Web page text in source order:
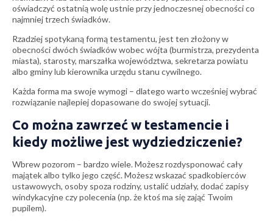
oświadczyć ostatnią wolę ustnie przy jednoczesnej obecności co
najmniej trzech świadków.
Rzadziej spotykaną formą testamentu, jest ten złożony w
obecności dwóch świadków wobec wójta (burmistrza, prezydenta
miasta), starosty, marszałka województwa, sekretarza powiatu
albo gminy lub kierownika urzędu stanu cywilnego.
Każda forma ma swoje wymogi – dlatego warto wcześniej wybrać
rozwiązanie najlepiej dopasowane do swojej sytuacji.
Co można zawrzeć w testamencie i
kiedy możliwe jest wydziedziczenie?
Wbrew pozorom – bardzo wiele. Możesz rozdysponować cały
majątek albo tylko jego część. Możesz wskazać spadkobierców
ustawowych, osoby spoza rodziny, ustalić udziały, dodać zapisy
windykacyjne czy polecenia (np. że ktoś ma się zająć Twoim
pupilem).